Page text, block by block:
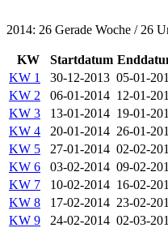
2014: 26 Gerade Woche / 26
KW Startdatum
KW 1
30-12-2013 05-01-
KW 2
06-01-2014 12-01-
KW 3
13-01-2014 19-01-
KW 4
20-01-2014 26-01-
KW 5
27-01-2014 02-02-
KW 6
03-02-2014 09-02-
KW 7
10-02-2014 16-02-
KW 8
17-02-2014 23-02-
KW 9
24-02-2014 02-03-